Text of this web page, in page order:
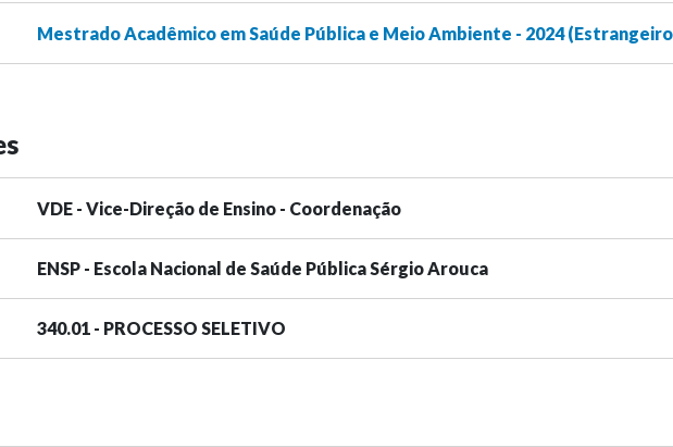
Mestrado Acadêmico em Saúde Pública e Meio Ambiente - 2024
VDE - Vice-Direção de Ensino - Coordenação
ENSP - Escola Nacional de Saúde Pública Sérgio Arouca
340.01 - PROCESSO SELETIVO